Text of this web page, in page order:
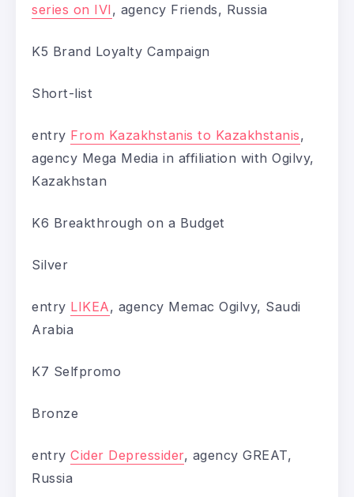
series on IVI , agency Friends, Russia
K5 Brand Loyalty Campaign
Short-list
entry From Kazakhstanis to Kazakhstanis,
agency Mega Media in affiliation with Ogilvy,
Kazakhstan
K6 Breakthrough on a Budget
Silver
entry LIKEA, agency Memac Ogilvy, Saudi
Arabia
K7 Selfpromo
Bronze
entry Cider Depressider, agency GREAT,
Russia